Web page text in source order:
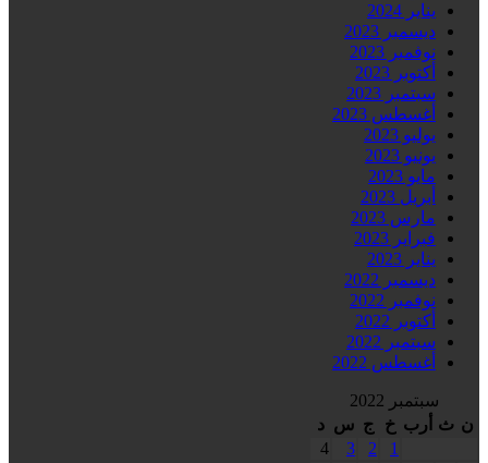
يناير 2024
ديسمبر 2023
نوفمبر 2023
أكتوبر 2023
سبتمبر 2023
أغسطس 2023
يوليو 2023
يونيو 2023
مايو 2023
أبريل 2023
مارس 2023
فبراير 2023
يناير 2023
ديسمبر 2022
نوفمبر 2022
أكتوبر 2022
سبتمبر 2022
أغسطس 2022
سبتمبر 2022
ن ث أرب خ ج س د
1
2
3
4